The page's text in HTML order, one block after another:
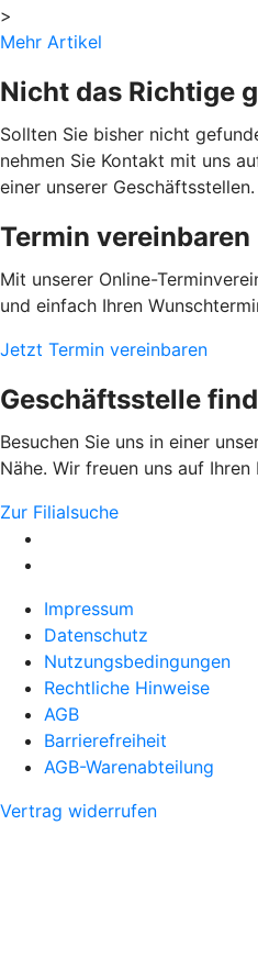
>
Mehr Artikel
Nicht das Richtige
Sollten Sie bisher nicht
nehmen Sie Kontakt mit uns
einer unserer
Termin vereinbaren
Mit unserer Online-
und einfach Ihren
Jetzt Termin vereinbaren
Geschäftsstelle
Besuchen Sie uns in einer
Nähe. Wir freuen uns auf Ihren
Zur Filialsuche
Impressum
Datenschutz
Nutzungsbedingungen
Rechtliche Hinweise
AGB
Barrierefreiheit
AGB-Warenabteilung
Vertrag widerrufen